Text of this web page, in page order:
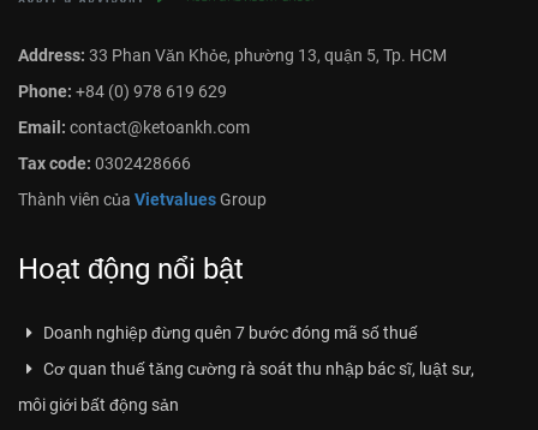
Address: 33 Phan Văn Khỏe, phường 13, quận 5, Tp. HCM
Phone: +84 (0) 978 619 629
Email: contact@ketoankh.com
Tax code: 0302428666
Thành viên của VietvaluesGroup
Hoạt động nổi bật
Doanh nghiệp đừng quên 7 bước đóng mã số thuế
Cơ quan thuế tăng cường rà soát thu nhập bác sĩ, luật sư,
môi giới bất động sản